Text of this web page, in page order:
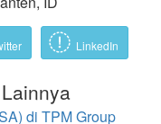
LinkedIn
di TPM Group